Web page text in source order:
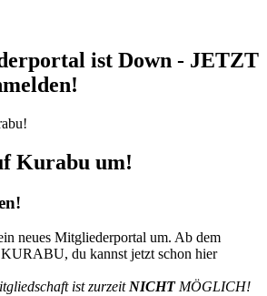
ist Down - JETZT
Kurabu um!
neues Mitgliederportal um. Ab dem
du kannst jetzt schon hier
ist zurzeit NICHTMÖGLICH!